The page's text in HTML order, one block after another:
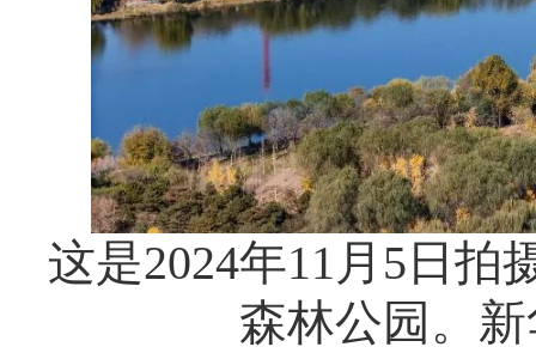
这是2024年11月5日拍
森林公园。